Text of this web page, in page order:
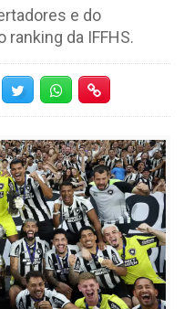
e do
ranking da IFFHS.
Twitter Whatsapp